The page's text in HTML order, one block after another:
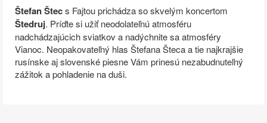
Štefan Štecs Fajtou prichádza so skvelým koncertom
Štedruj. Príďte si užiť neodolateľnú atmosféru
nadchádzajúcich sviatkov a nadýchnite sa atmosféry
Vianoc. Neopakovateľný hlas Štefana Šteca a tie najkrajšie
rusínske aj slovenské piesne Vám prinesú nezabudnuteľný
zážitok a pohladenie na duši.